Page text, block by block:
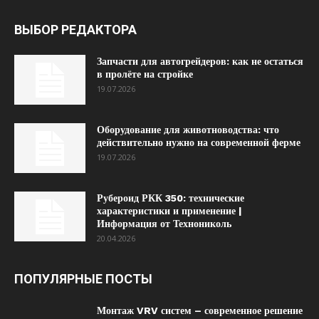
ВЫБОР РЕДАКТОРА
Запчасти для автогрейдеров: как не остаться
в пролёте на стройке
19.07.2026
Оборудование для животноводства: что
действительно нужно на современной ферме
19.07.2026
Рубероид РКК 350: технические
характеристики и применение |
Информация от Технониколь
20.04.2026
ПОПУЛЯРНЫЕ ПОСТЫ
Монтаж VRV систем – современное решение